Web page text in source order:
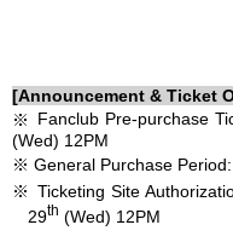
[Announcement & Ticket
※ Fanclub Pre-purchase
(Wed) 12PM
※ General Purchase
※ Ticketing Site
29th (Wed) 12PM